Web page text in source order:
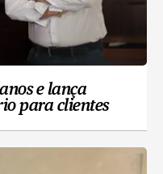
e lança
para clientes